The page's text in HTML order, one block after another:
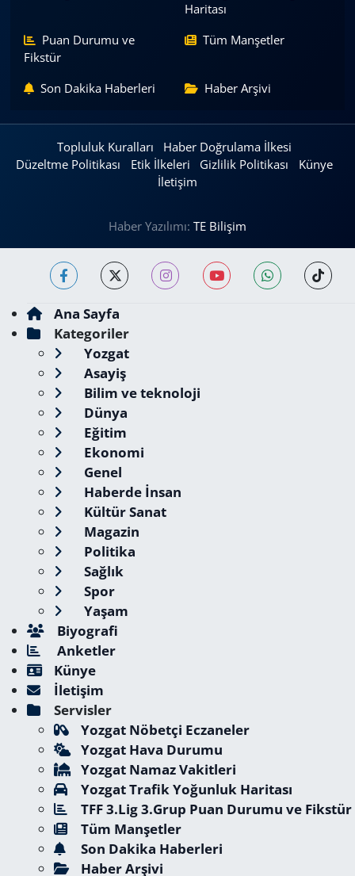
Haritası
Puan Durumu ve
Fikstür
Tüm Manşetler
Son Dakika Haberleri Haber Arşivi
Topluluk Kuralları
Haber Doğrulama İlkesi
Düzeltme Politikası
Etik İlkeleri Gizlilik Politikası
Künye
İletişim
Haber Yazılımı: TE Bilişim
Ana Sayfa
Kategoriler
Yozgat
Asayiş
Bilim ve teknoloji
Dünya
Eğitim
Ekonomi
Genel
Haberde İnsan
Kültür Sanat
Magazin
Politika
Sağlık
Spor
Yaşam
Biyografi
Anketler
Künye
İletişim
Servisler
Yozgat Nöbetçi Eczaneler
Yozgat Hava Durumu
Yozgat Namaz Vakitleri
Yozgat Trafik Yoğunluk Haritası
TFF 3.Lig 3.Grup Puan Durumu ve Fikstür
Tüm Manşetler
Son Dakika Haberleri
Haber Arşivi